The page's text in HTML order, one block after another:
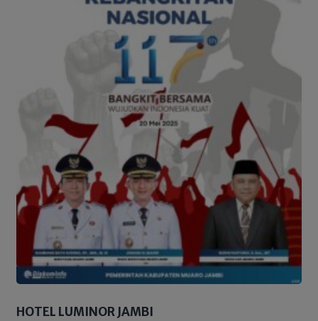
HOTEL LUMINOR JAMBI